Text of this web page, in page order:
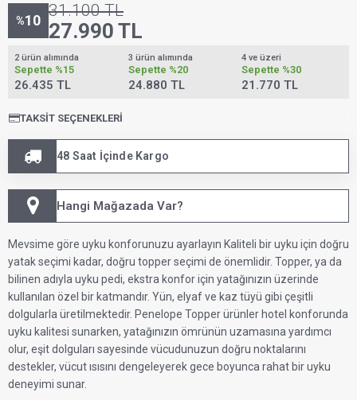
%10
31.100TL
27.990 TL
2 ürün alımında
Sepette %15
26.435 TL
3 ürün alımında
Sepette %20
24.880 TL
4 ve üzeri
Sepette %30
21.770 TL
TAKSIT SEÇENEKLERI
48 Saat İçinde Kargo
Hangi Mağazada Var?
Mevsime göre uyku konforunuzu ayarlayın Kaliteli bir uyku için doğru
yatak seçimi kadar, doğru topper seçimi de önemlidir. Topper, ya da
bilinen adıyla uyku pedi, ekstra konfor için yatağınızın üzerinde
kullanılan özel bir katmandır. Yün, elyaf ve kaz tüyü gibi çeşitli
dolgularla üretilmektedir. Penelope Topper ürünler hotel konforunda
uyku kalitesi sunarken, yatağınızın ömrünün uzamasına yardımcı
olur, eşit dolguları sayesinde vücudunuzun doğru noktalarını
destekler, vücut ısısını dengeleyerek gece boyunca rahat bir uyku
deneyimi sunar.